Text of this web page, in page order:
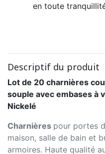
en toute
Descriptif du produit
Lot de 20 charnières
souple avec embases à
Nickelé
Charnières pour portes
maison, salle de bain et
armoires. Haute qualité